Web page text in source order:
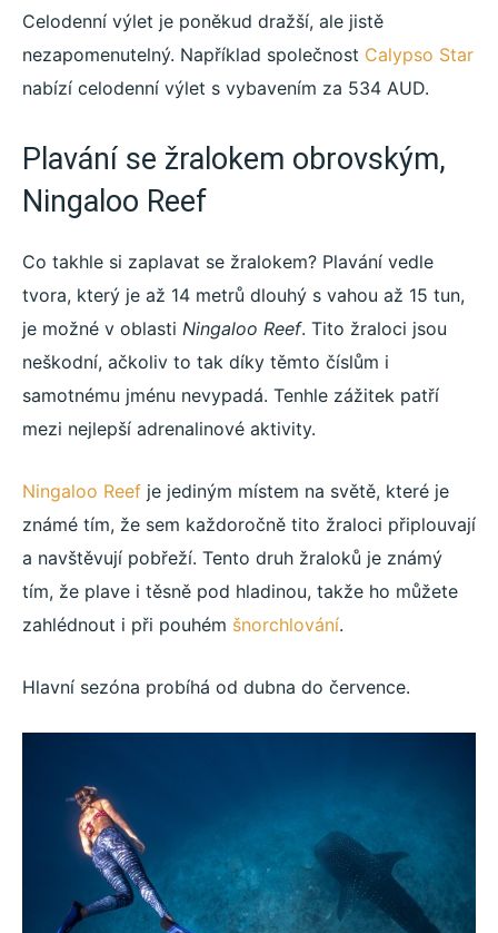
Celodenní výlet je poněkud dražší, ale jistě
nezapomenutelný. Například společnost Calypso Star
nabízí celodenní výlet s vybavením za 534 AUD.
Plavání se žralokem obrovským,
Ningaloo Reef
Co takhle si zaplavat se žralokem? Plavání vedle
tvora, který je až 14 metrů dlouhý s vahou až 15 tun,
je možné v oblasti Ningaloo Reef. Tito žraloci jsou
neškodní, ačkoliv to tak díky těmto číslům i
samotnému jménu nevypadá. Tenhle zážitek patří
mezi nejlepší adrenalinové aktivity.
Ningaloo Reef je jediným místem na světě, které je
známé tím, že sem každoročně tito žraloci připlouvají
a navštěvují pobřeží. Tento druh žraloků je známý
tím, že plave i těsně pod hladinou, takže ho můžete
zahlédnout i při pouhém šnorchlování.
Hlavní sezóna probíhá od dubna do července.